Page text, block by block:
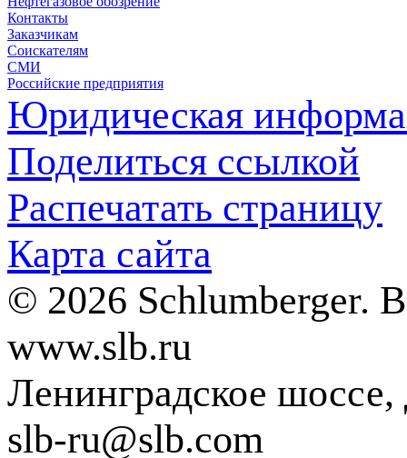
Контакты
Заказчикам
Соискателям
СМИ
Российские предприятия
Юридическая
Поделиться ссылкой
Распечатать страницу
Карта сайта
© 2026 Schlumberger.
www.slb.ru
Ленинградское
slb-ru@slb.com